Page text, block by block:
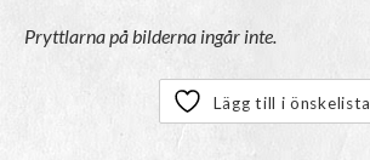
Pryttlarna på bilderna ingår inte.
Lägg till i önskelista